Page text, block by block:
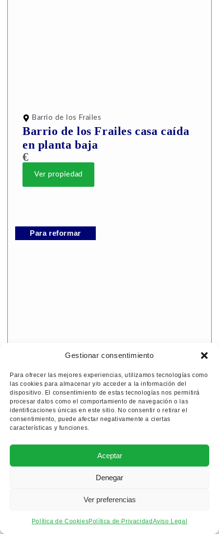
Gestionar consentimiento
Para ofrecer las mejores experiencias, utilizamos tecnologías como
las cookies para almacenar y/o acceder a la información del
dispositivo. El consentimiento de estas tecnologías nos permitirá
procesar datos como el comportamiento de navegación o las
identificaciones únicas en este sitio. No consentir o retirar el
consentimiento, puede afectar negativamente a ciertas
características y funciones.
Aceptar
Denegar
Ver preferencias
Política de CookiesPolítica de Privacidad Aviso Legal
Barrio de los Frailes
Barrio de los Frailes casa caída
en planta baja
€
Ver propiedad
Para reformar
Amor de Dios bloque para
reformar
49.000€
Ver propiedad